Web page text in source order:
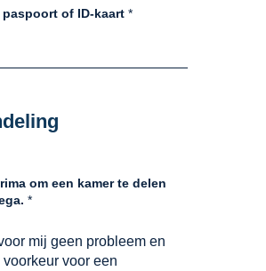
paspoort of ID-kaart *
om een kamer te delen
*
mij geen probleem en
voor een